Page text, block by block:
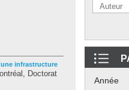
infrastructure
Doctorat
Année